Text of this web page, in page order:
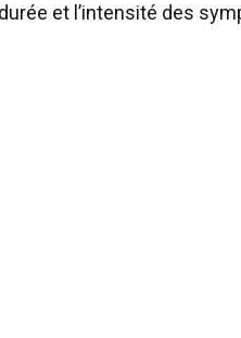
et l’intensité des